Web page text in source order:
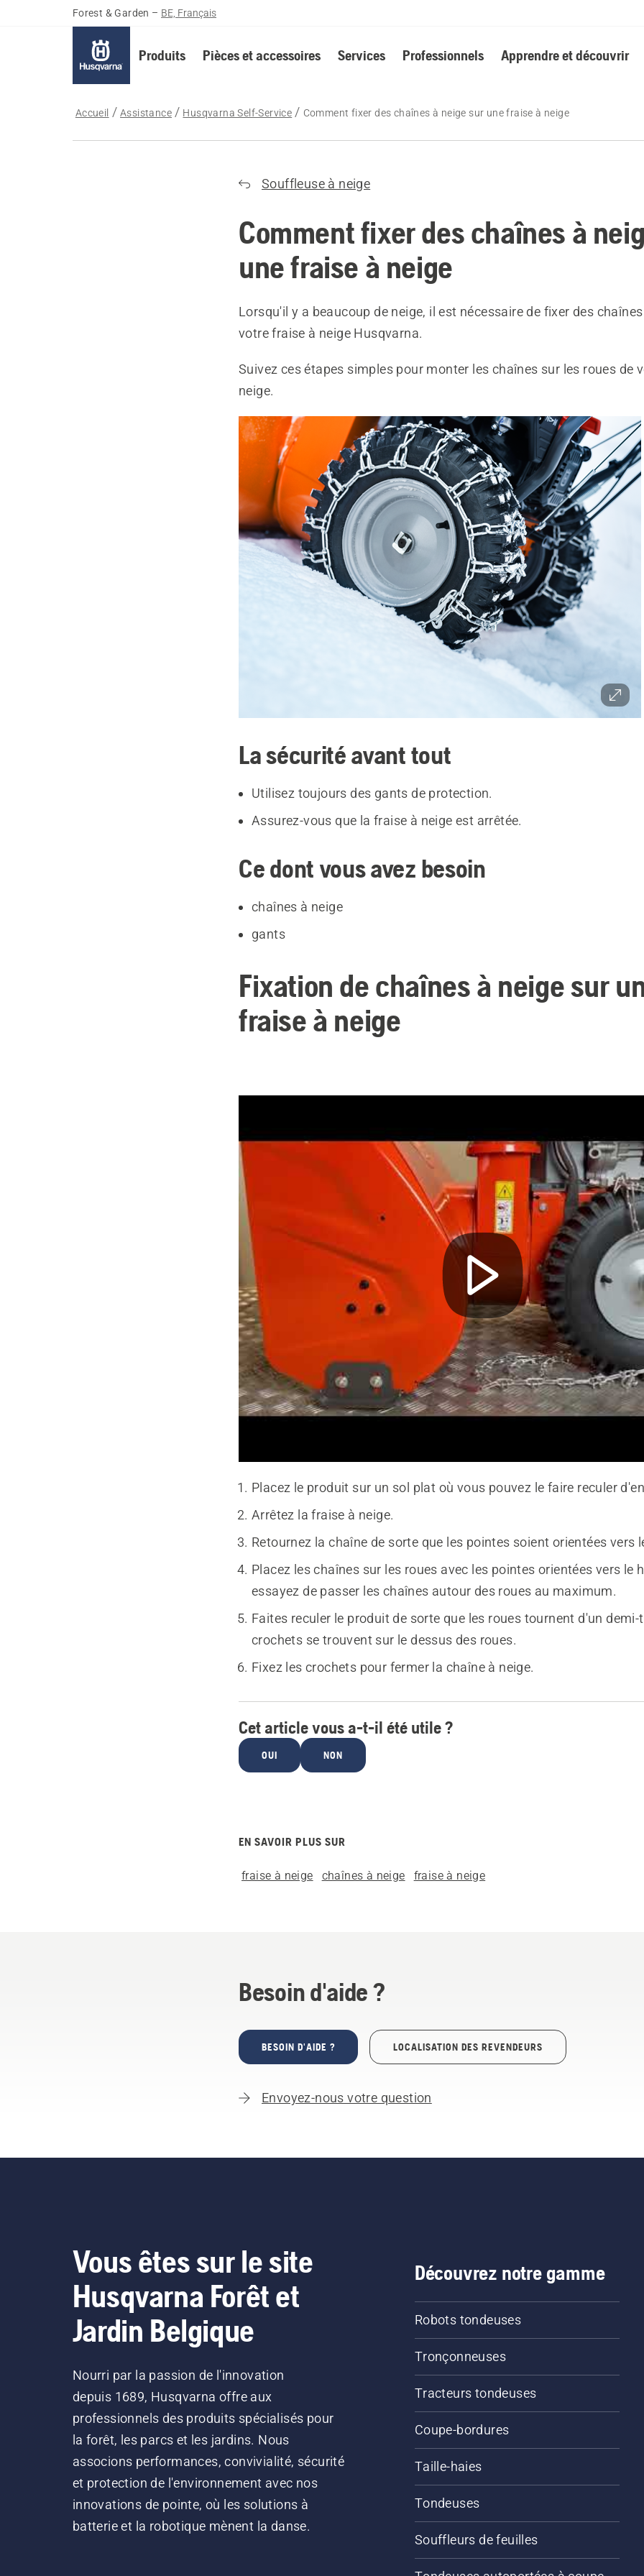
Forest & Garden – BE, Français
Produits Pièces et accessoires Services Professionnels Apprendre et découvrir
Accueil Assistance Husqvarna Self-Service Comment fixer des chaînes à neige sur une fraise à neige
Souffleuse à neige
Comment fixer des chaînes à
une fraise à neige
Lorsqu'il y a beaucoup de neige, il est nécessaire de fixer des
votre fraise à neige Husqvarna.
Suivez ces étapes simples pour monter les chaînes sur les roues de
neige.
La sécurité avant tout
Utilisez toujours des gants de protection.
Assurez-vous que la fraise à neige est arrêtée.
Ce dont vous avez besoin
chaînes à neige
gants
Fixation de chaînes à neige sur
fraise à neige
Placez le produit sur un sol plat où vous pouvez le faire reculer
Arrêtez la fraise à neige.
Retournez la chaîne de sorte que les pointes soient orientées vers
Placez les chaînes sur les roues avec les pointes orientées vers le
essayez de passer les chaînes autour des roues au maximum.
Faites reculer le produit de sorte que les roues tournent d'un demi-
crochets se trouvent sur le dessus des roues.
Fixez les crochets pour fermer la chaîne à neige.
Cet article vous a-t-il été utile ?
OUI NON
EN SAVOIR PLUS SUR
fraise à neige chaînes à neige fraise à neige
Besoin d'aide ?
BESOIN D'AIDE ? LOCALISATION DES REVENDEURS
Envoyez-nous votre question
Vous êtes sur le site
Husqvarna Forêt et
Jardin Belgique
Nourri par la passion de l'innovation
depuis 1689, Husqvarna offre aux
professionnels des produits spécialisés pour
la forêt, les parcs et les jardins. Nous
associons performances, convivialité, sécurité
et protection de l'environnement avec nos
innovations de pointe, où les solutions à
batterie et la robotique mènent la danse.
Découvrez notre gamme
Robots tondeuses
Tronçonneuses
Tracteurs tondeuses
Coupe-bordures
Taille-haies
Tondeuses
Souffleurs de feuilles